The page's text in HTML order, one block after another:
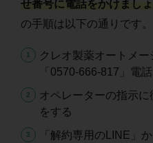
せ番号に電話をかけましょ
の手順は以下の通りです。
クレオ製薬オートメ
「0570-666-817」電
オペレーターの指示
をする
「解約専用のLINE」